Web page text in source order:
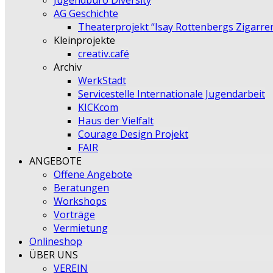
AG Geschichte
Theaterprojekt “Isay Rottenbergs
Kleinprojekte
creativ.café
Archiv
WerkStadt
Servicestelle Internationale Jugendarbeit
KICKcom
Haus der Vielfalt
Courage Design Projekt
FAIR
ANGEBOTE
Offene Angebote
Beratungen
Workshops
Vorträge
Vermietung
Onlineshop
ÜBER UNS
VEREIN